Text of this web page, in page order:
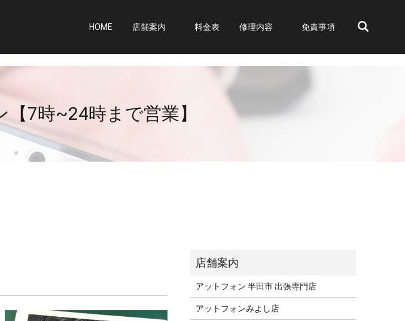
HOME 店舗案内 料金表 修理内容 免責事項
7時~24時まで営業】
アットフォン 半田市 出張専門店
アットフォンみよし店